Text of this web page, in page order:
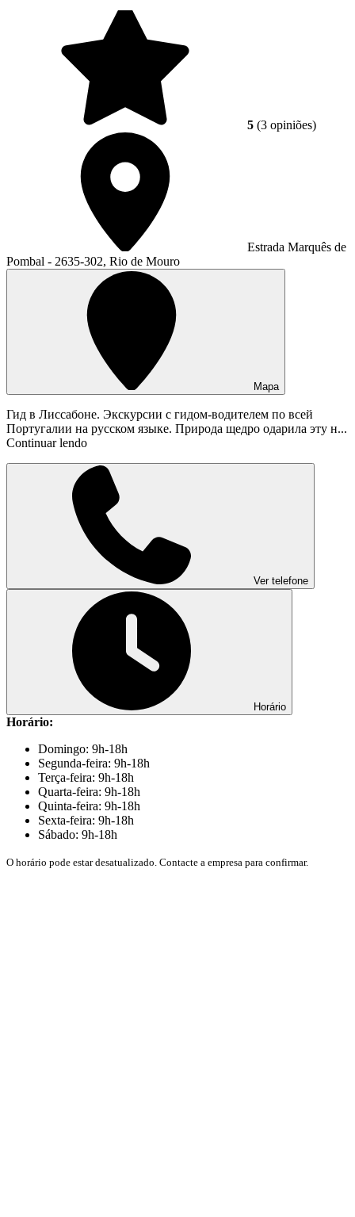
5 (3 opiniões)
Estrada Marquês de
Pombal - 2635-302, Rio de Mouro
Mapa
Гид в Лиссабоне. Экскурсии с гидом-водителем по всей
Португалии на русском языке. Природа щедро одарила эту н...
Continuar lendo
Ver telefone
Horário
Horário:
Domingo: 9h-18h
Segunda-feira: 9h-18h
Terça-feira: 9h-18h
Quarta-feira: 9h-18h
Quinta-feira: 9h-18h
Sexta-feira: 9h-18h
Sábado: 9h-18h
O horário pode estar desatualizado. Contacte a empresa para confirmar.